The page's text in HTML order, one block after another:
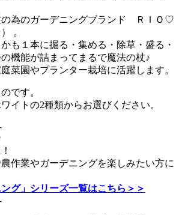
の為のガーデニングブランド ＲＩＯ♡
。
も１本に掘る・集める・除草・盛る・
機能が詰まってまるで魔法の杖♪
菜園やプランター栽培に活躍します。
です。
イトの2種類からお選びください。
作業やガーデニングを楽しみたい方に
ング」シリーズ一覧はこちら＞＞